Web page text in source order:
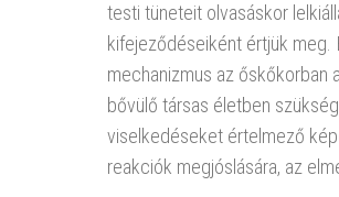
testi tüneteit olvasáskor
kifejeződéseiként értjük meg.
mechanizmus az őskőkorban
bővülő társas életben
viselkedéseket értelmező
reakciók megjóslására, az